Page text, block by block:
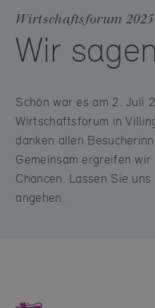
Wirtschaftsforum 2025
Wir
Schön war es am 2. Juli
Wirtschaftsforum in
danken allen
Gemeinsam ergreifen
Chancen. Lassen Sie
angehen.